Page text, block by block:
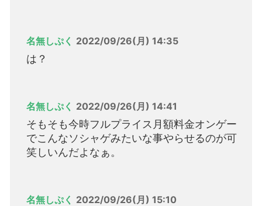
名無しぷく 2022/09/26(月) 14:35
は？
名無しぷく 2022/09/26(月) 14:41
そもそも今時フルプライス月額料金オンゲー
でこんなソシャゲみたいな事やらせるのが可
笑しいんだよなぁ。
名無しぷく 2022/09/26(月) 15:10